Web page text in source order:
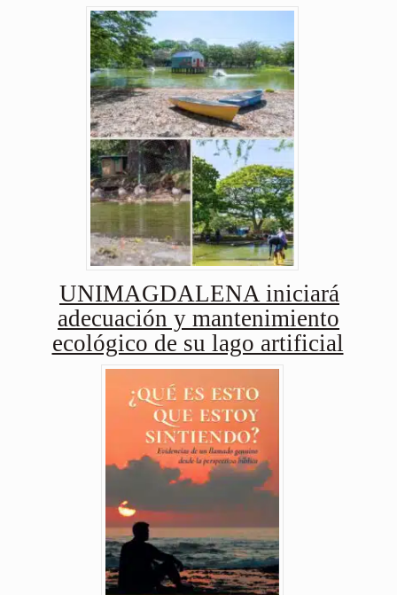
UNIMAGDALENA iniciará
adecuación y mantenimiento
ecológico de su lago artificial